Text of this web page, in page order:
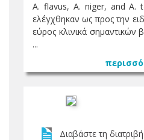
A. flavus, A. niger, and A.
ελέγχθηκαν ως προς την
εύρος κλινικά σημαντικών
...
Διαβάστε τη